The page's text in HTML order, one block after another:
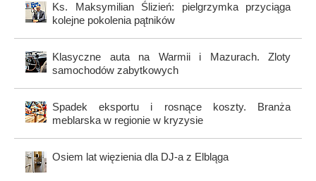
Ks. Maksymilian Ślizień: pielgrzymka przyciąga
kolejne pokolenia pątników
Klasyczne auta na Warmii i Mazurach. Zloty
samochodów zabytkowych
Spadek eksportu i rosnące koszty. Branża
meblarska w regionie w kryzysie
Osiem lat więzienia dla DJ-a z Elbląga